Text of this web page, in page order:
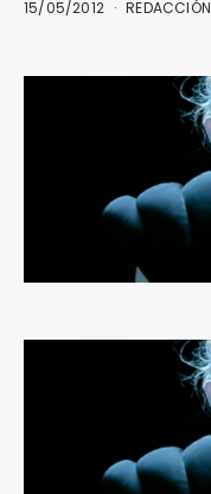
15/05/2012 REDACCIÓN